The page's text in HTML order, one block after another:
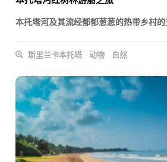
本托塔河及其流经郁郁葱葱的热带乡村
斯里兰卡本托塔 动物 自然